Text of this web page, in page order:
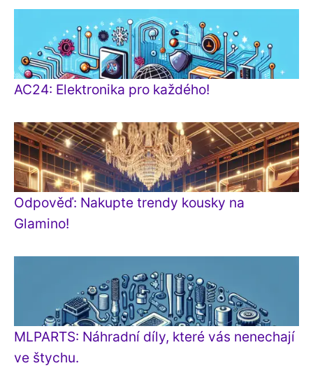
AC24: Elektronika pro každého!
Odpověď: Nakupte trendy kousky na
Glamino!
MLPARTS: Náhradní díly, které vás nenechají
ve štychu.